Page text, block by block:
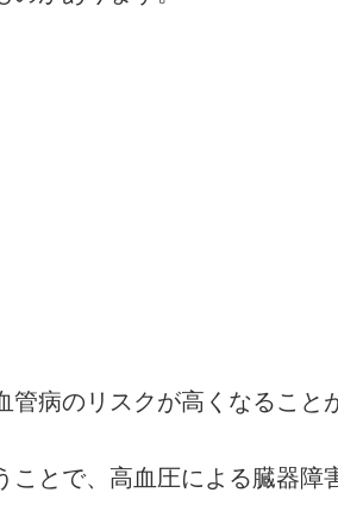
病のリスクが高くなること
ことで、高血圧による臓器